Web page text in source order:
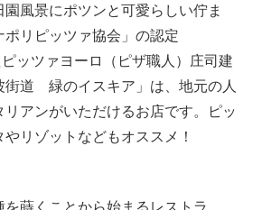
園風景にポツンと可愛らしい佇ま
ポリピッツァ協会」の認定
ッツァヨーロ（ピザ職人）庄司建
街道 緑のイスキア」は、地元の人
アンがいただけるお店です。ピッ
リゾットなどもオススメ！
を蒔くことから始まるレストラ